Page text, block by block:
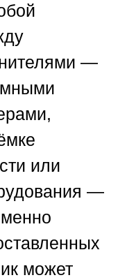
—
или
—
может